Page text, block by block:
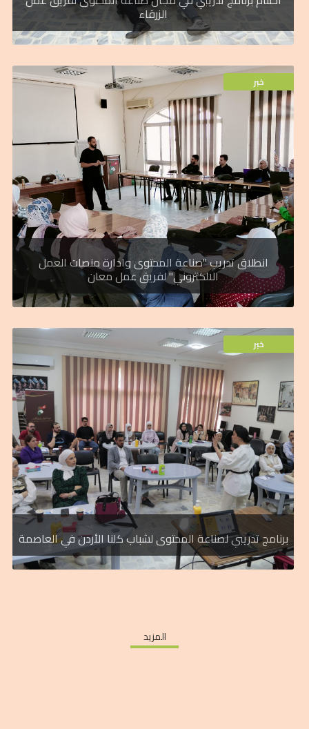
الزرقاء
خبر
خبر
انطلاق تدريب "صناعة المحتوى وادارة منصات العمل
الالكتروني" لفريق عمل معان
خبر
اطلقت هيئة شباب كلنا الاردن الذراع الشبابي
لصندوق الملك عبدالله الثاني للتنمية برنامج
تدريبي متكامل في مجالات "صناعة المحتوى
وادارة منصات العمل الالكتروني، والتجارة
الالكترونية، والتسويق الالكتروني" لفريق عمل
محافظة معان وذلك ضمن سعي الهيئة
للإستثمار في طاقات الشباب الأردني.
خبر
برنامج تدريبي لصناعة المحتوى لشباب كلنا الأردن في العاصمة
خبر
عقدت هيئة شباب كلنا الاردن الذراع الشبابي
لصندوق الملك عبدالله الثاني للتنمية برنامج
تدريبي متكامل في مجالات "صناعة المحتوى
وادارة منصات العمل الالكتروني، والتجارة
الالكترونية، والتسويق الالكتروني" لفريق عمل
العاصمة، وذلك ضمن سعي الهيئة للإستثمار في
طاقات الشباب الأردني، ضمن محور التدريب
المزيد